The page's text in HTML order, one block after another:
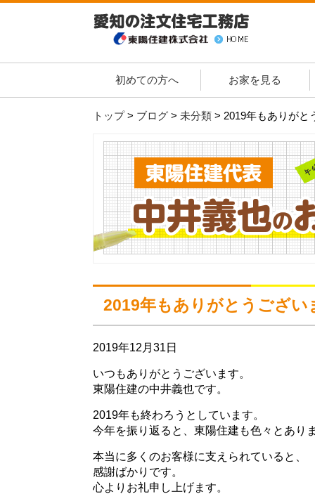
初めての方へ お家を見る
トップ> ブログ > 未分類 > 2019年もありがと
2019年もありがとうござい
2019年12月31日
いつもありがとうございます。
東陽住建の中井義也です。
2019年も終わろうとしています。
今年を振り返ると、東陽住建も色々とあり
本当に多くのお客様に支えられていると、
感謝ばかりです。
心よりお礼申し上げます。